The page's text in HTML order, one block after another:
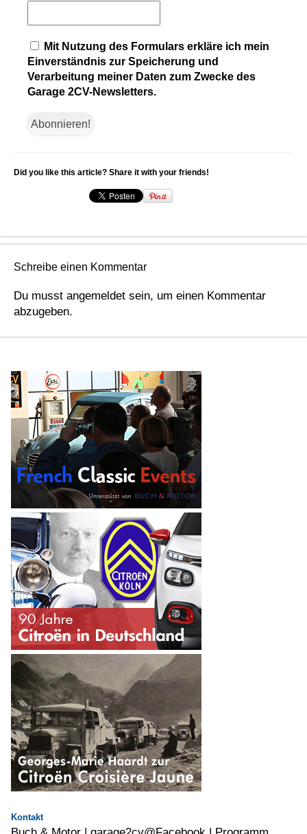
Mit Nutzung des Formulars erkläre ich mein
Einverständnis zur Speicherung und
Verarbeitung meiner Daten zum Zwecke des
Garage 2CV-Newsletters.
Did you like this article? Share it with your friends!
Schreibe einen Kommentar
Du musst angemeldet sein, um einen Kommentar
abzugeben.
Kontakt